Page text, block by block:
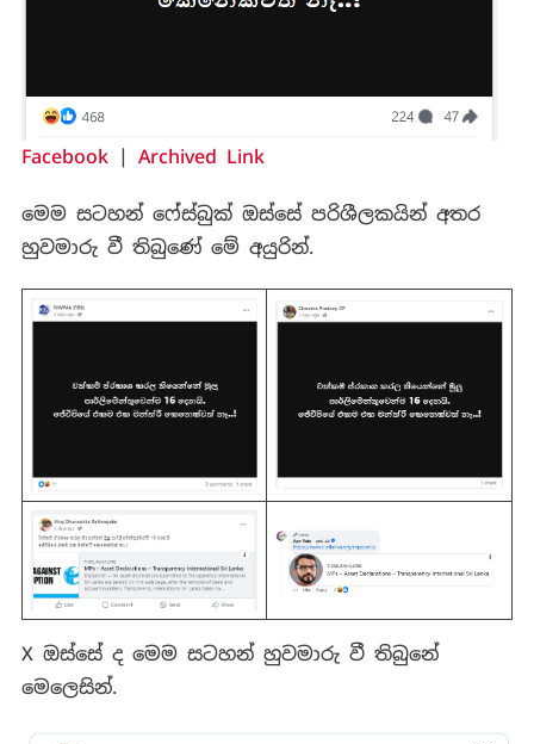
Facebook| Archived Link
මෙම සටහන් ෆේස්බුක් ඔස්සේ පරිශීලකයින් අතර
හුවමාරු වී තිබුණේ මේ අයුරින්.
X ඔස්සේ ද මෙම සටහන් හුවමාරු වී තිබුනේ
මෙලෙසින්.